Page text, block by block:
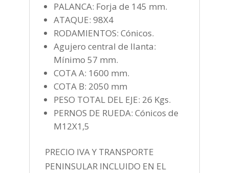
PALANCA: Forja de 145 mm.
ATAQUE: 98X4
RODAMIENTOS: Cónicos.
Agujero central de llanta:
Mínimo 57 mm.
COTA A: 1600 mm.
COTA B: 2050 mm
PESO TOTAL DEL EJE: 26 Kgs.
PERNOS DE RUEDA: Cónicos de
M12X1,5
PRECIO IVA Y TRANSPORTE
PENINSULAR INCLUIDO EN EL